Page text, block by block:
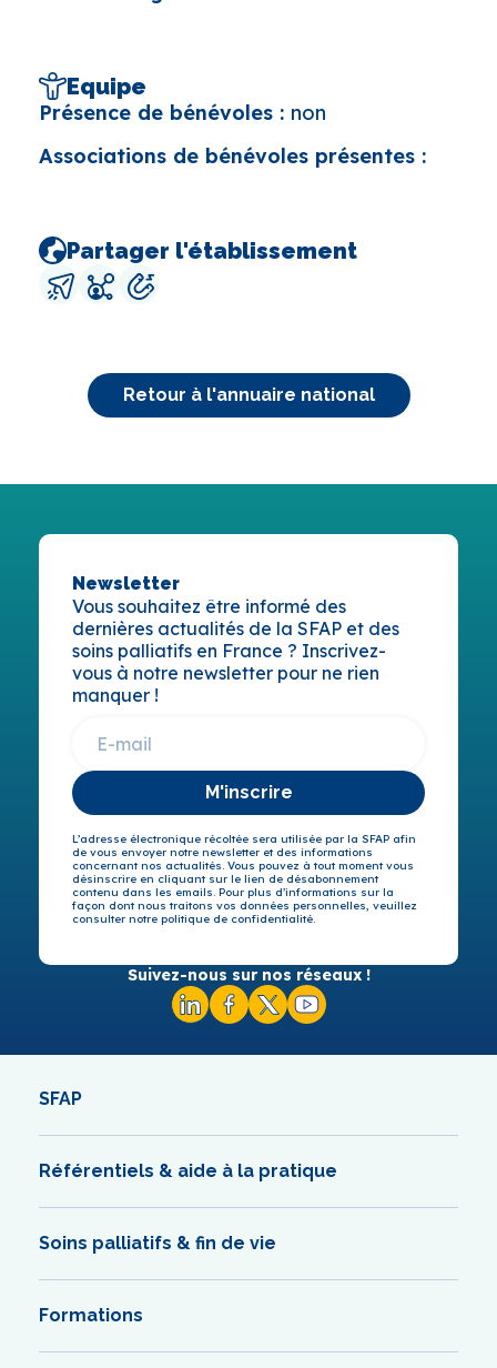
Equipe
Présence de bénévoles : non
Associations de bénévoles présentes :
Partager l'établissement
Retour à l'annuaire national
Newsletter
Vous souhaitez être informé des
dernières actualités de la SFAP et des
soins palliatifs en France ? Inscrivez-
vous à notre newsletter pour ne rien
manquer !
M'inscrire
L’adresse électronique récoltée sera utilisée par la SFAP afin
de vous envoyer notre newsletter et des informations
concernant nos actualités. Vous pouvez à tout moment vous
désinscrire en cliquant sur le lien de désabonnement
contenu dans les emails. Pour plus d’informations sur la
façon dont nous traitons vos données personnelles, veuillez
consulter notre politique de confidentialité.
Suivez-nous sur nos réseaux !
SFAP
Référentiels & aide à la pratique
Soins palliatifs & fin de vie
Formations